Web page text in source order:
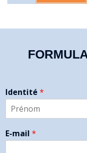
Identité *
r
é
E-mail *